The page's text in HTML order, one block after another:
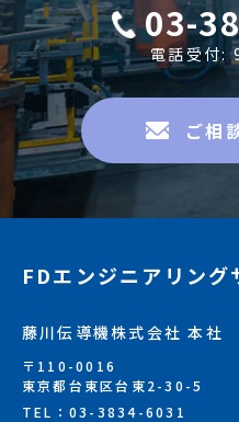
03-
電話受付:
ご相
FDエンジニアリング
藤川伝導機株式会社 本社
〒110-0016
東京都台東区台東2-30-5
TEL：03-3834-6031